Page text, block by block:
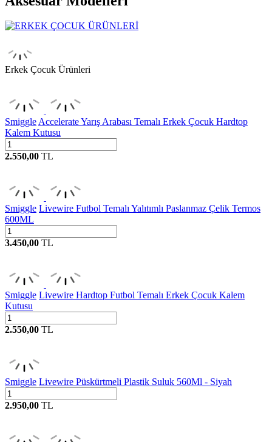
Erkek Çocuk Ürünleri
SmiggleAccelerate Yarış Arabası Temalı Erkek Çocuk Hardtop
Kalem Kutusu
2.550,00 TL
Smiggle Livewire Futbol Temalı Yalıtımlı Paslanmaz Çelik Termos
600ML
3.450,00 TL
Smiggle Livewire Hardtop Futbol Temalı Erkek Çocuk Kalem
Kutusu
2.550,00 TL
Smiggle Livewire Püskürtmeli Plastik Suluk 560Ml - Siyah
2.950,00 TL